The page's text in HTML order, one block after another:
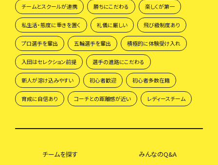
チームとスクールが連携 勝ちにこだわる 楽しくが第一
私生活・態度に重きを置く 礼儀に厳しい 飛び級制度あり
プロ選手を輩出 五輪選手を輩出 積極的に体験受け入れ
入団はセレクション前提 選手の進路にこだわる
新人が溶け込みやすい 初心者歓迎 初心者多数在籍
育成に自信あり コーチとの距離感が近い レディースチーム
チームを探す
みんなのQ&A